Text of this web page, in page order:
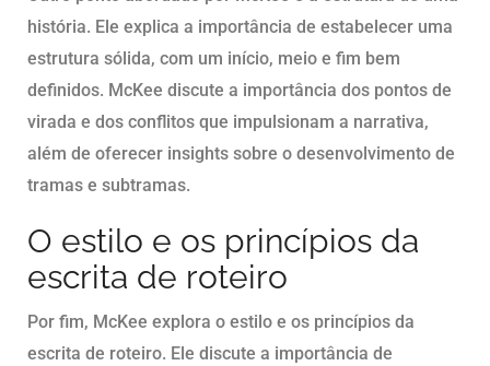
história. Ele explica a importância de estabelecer uma
estrutura sólida, com um início, meio e fim bem
definidos. McKee discute a importância dos pontos de
virada e dos conflitos que impulsionam a narrativa,
além de oferecer insights sobre o desenvolvimento de
tramas e subtramas.
O estilo e os princípios da
escrita de roteiro
Por fim, McKee explora o estilo e os princípios da
escrita de roteiro. Ele discute a importância de